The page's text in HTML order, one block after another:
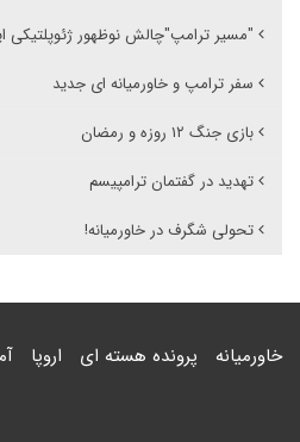
"مسیر ترامپ"چالش نوظهور ژئوپلتیکی
سفر ترامپ و خاورمیانه ای جدید
بازی جنگ ۱۲ روزه و رمضان
تهدید در گفتمان ترامپیسم
تحولی شگرف در خاورمیانه!
خاورمیانه پرونده هسته ای اروپا